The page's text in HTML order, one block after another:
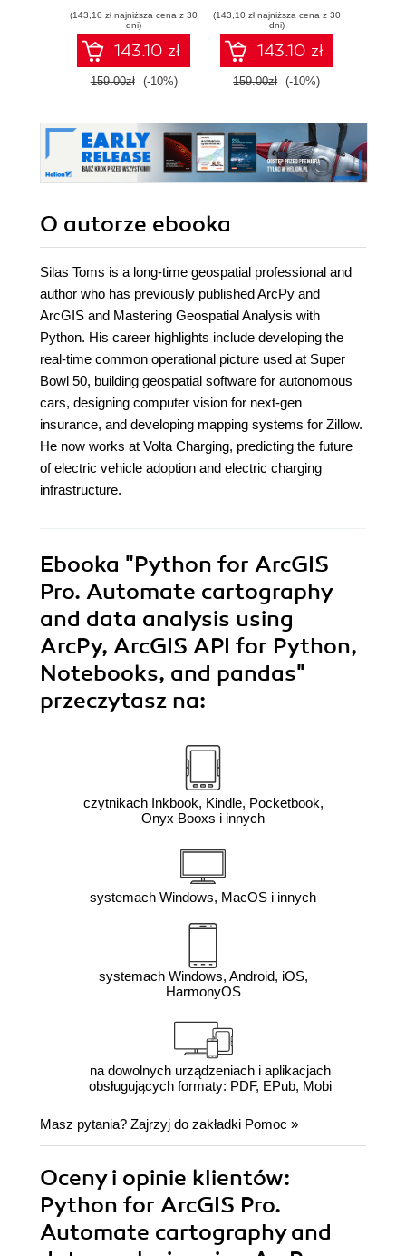
with GeoDjango,
CARTOframes and
MapboxGL-Jupyter
(143,10 zł najniższa cena z 30
dni)
143.10 zł
159.00zł (-10%)
(143,10 zł najniższa cena z 30
dni)
143.10 zł
159.00zł (-10%)
O autorze ebooka
Silas Toms is a long-time geospatial professional and
author who has previously published ArcPy and
ArcGIS and Mastering Geospatial Analysis with
Python. His career highlights include developing the
real-time common operational picture used at Super
Bowl 50, building geospatial software for autonomous
cars, designing computer vision for next-gen
insurance, and developing mapping systems for Zillow.
He now works at Volta Charging, predicting the future
of electric vehicle adoption and electric charging
infrastructure.
Ebooka "Python for ArcGIS
Pro. Automate cartography
and data analysis using
ArcPy, ArcGIS API for Python,
Notebooks, and pandas"
przeczytasz na:
czytnikach Inkbook, Kindle, Pocketbook,
Onyx Booxs i innych
systemach Windows, MacOS i innych
systemach Windows, Android, iOS,
HarmonyOS
na dowolnych urządzeniach i aplikacjach
obsługujących formaty: PDF, EPub, Mobi
Masz pytania? Zajrzyj do zakładki Pomoc »
Oceny i opinie klientów:
Python for ArcGIS Pro.
Automate cartography and